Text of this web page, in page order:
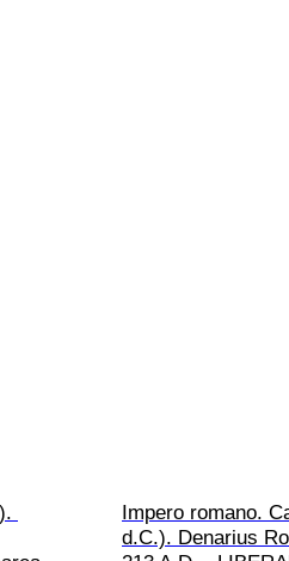
Impero romano.
d.C.). Denarius